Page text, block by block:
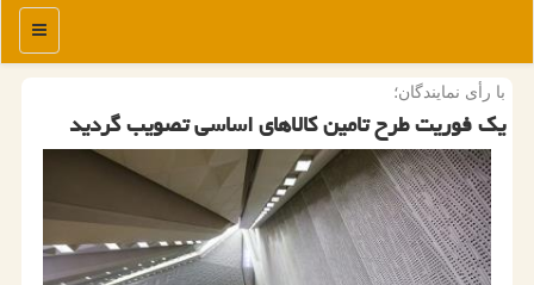
منو
با رأی نمایندگان؛
یك فوریت طرح تامین كالاهای اساسی تصویب گردید